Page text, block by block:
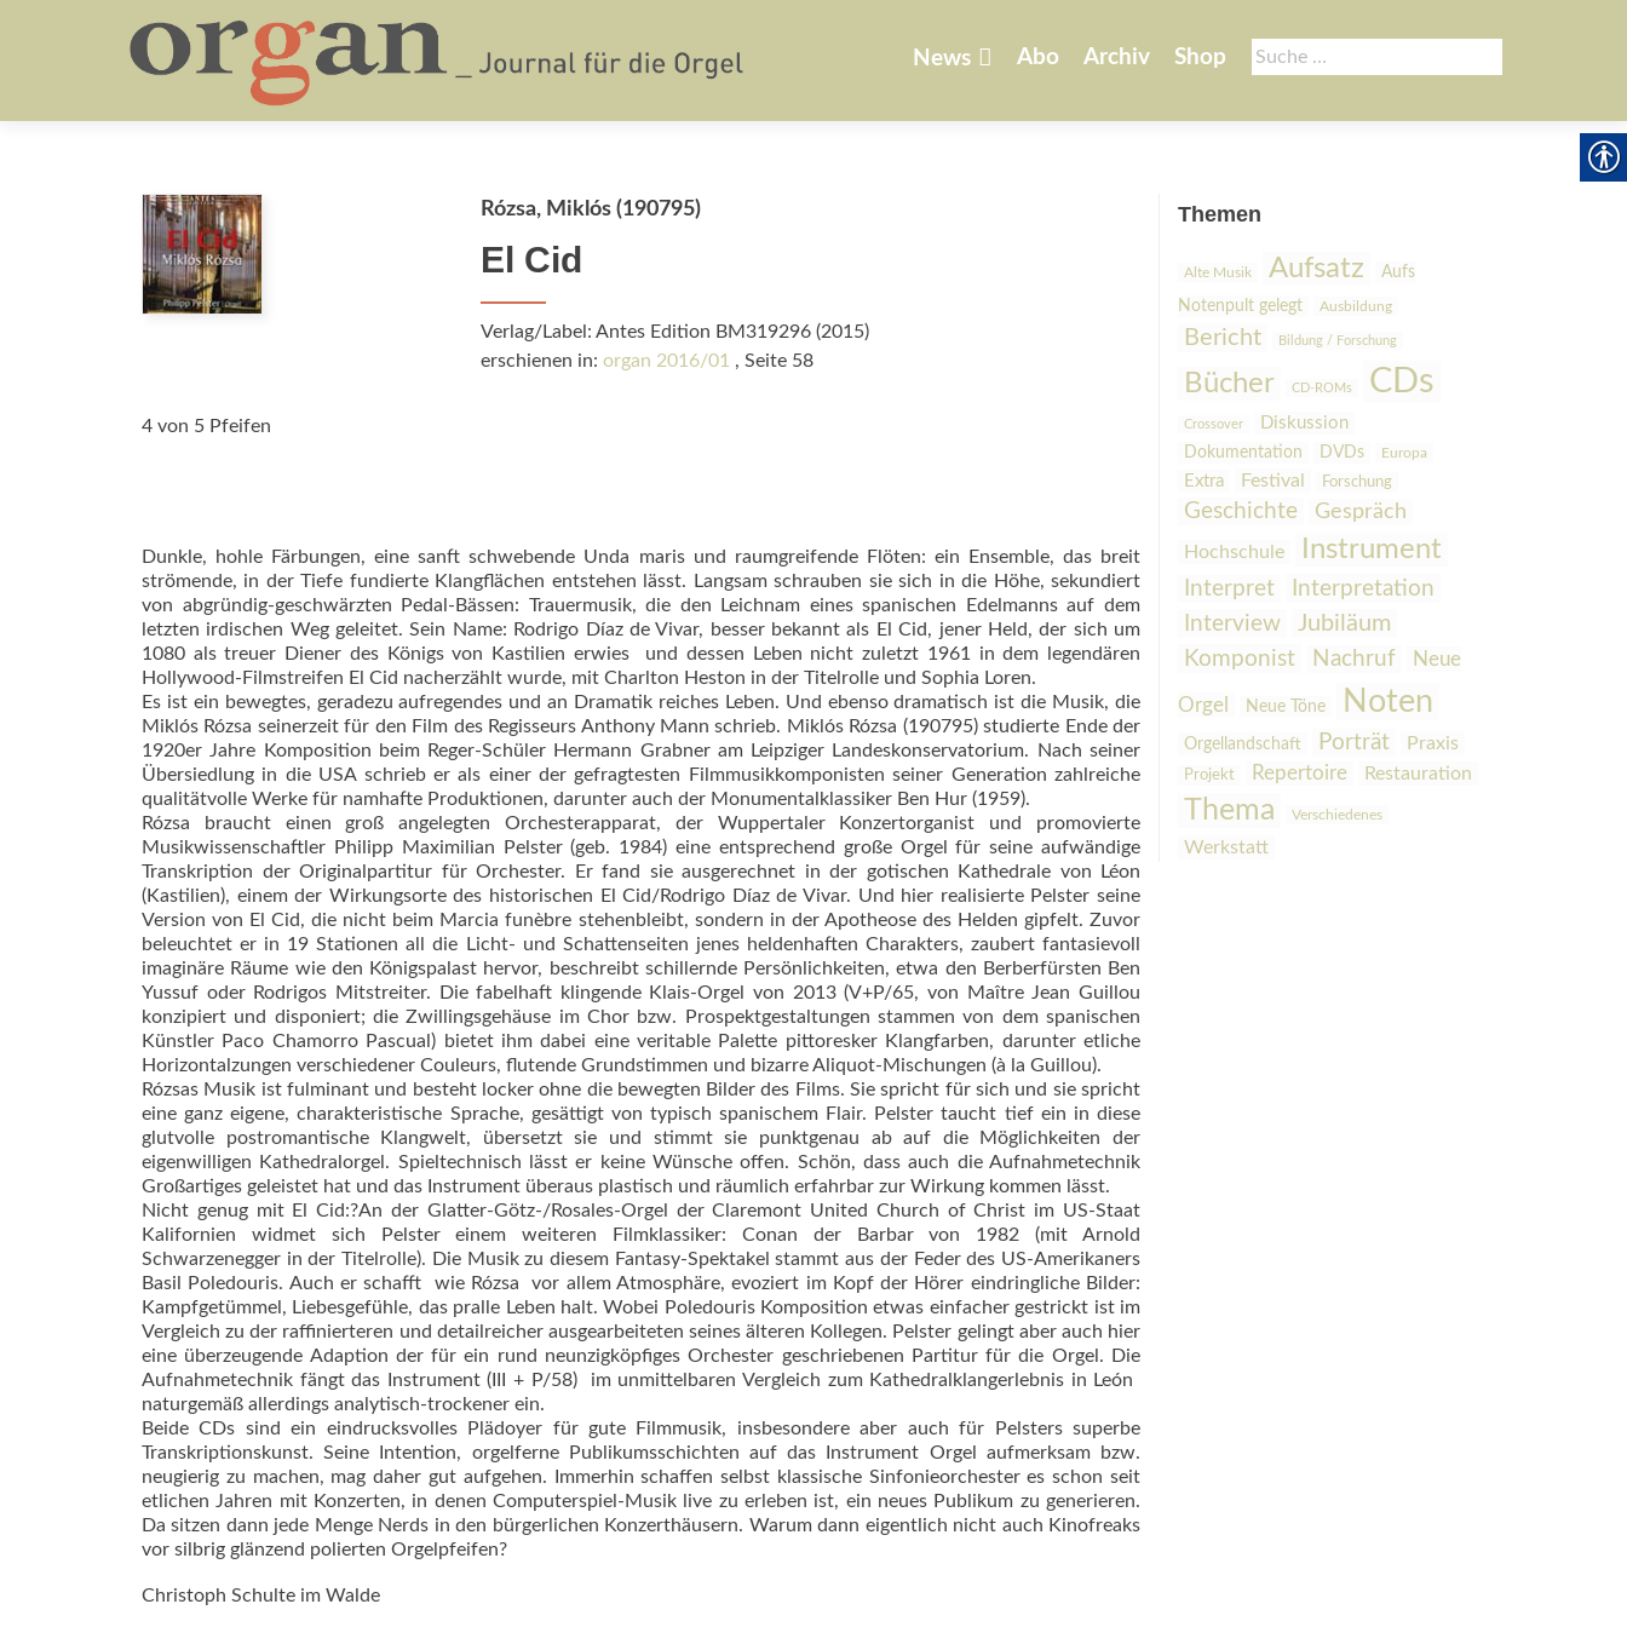
Suche
nach:
springen
News Abo Archiv Shop
Rózsa, Miklós (190795)
El Cid
Verlag/Label: Antes Edition BM319296 (2015)
erschienen in: organ 2016/01 , Seite 58
4 von 5 Pfeifen
Dunkle, hohle Färbungen, eine sanft schwebende Unda maris und raumgreifende Flöten: ein Ensemble, das breit
strömende, in der Tiefe fundierte Klangflächen entstehen lässt. Langsam schrauben sie sich in die Höhe, sekundiert
von abgründig-geschwärzten Pedal-Bässen: Trauermusik, die den Leichnam eines spa­nischen Edelmanns auf dem
letzten irdischen Weg geleitet. Sein Name: Rodrigo Díaz de Vivar, besser bekannt als El Cid, jener Held, der sich um
1080 als treuer Diener des Königs von Kas­tilien erwies  und dessen Leben nicht zuletzt 1961 in dem legendären
Hollywood-Filmstreifen El Cid nacherzählt wurde, mit Charlton Heston in der Titelrolle und Sophia Loren.
Es ist ein bewegtes, geradezu aufregendes und an Dramatik reiches Leben. Und ebenso dramatisch ist die Musik, die
Miklós Rózsa seinerzeit für den Film des Regisseurs Anthony Mann schrieb. Miklós Rózsa (190795) studierte Ende der
1920er Jahre Komposi­tion beim Reger-Schüler Hermann Grabner am Leipziger Landeskonservatorium. Nach seiner
Übersiedlung in die USA schrieb er als einer der gefragtesten Filmmusikkomponisten seiner Generation zahlreiche
qualitätvolle Werke für namhafte Produktionen, darunter auch der Monumentalklassiker Ben Hur (1959).
Rózsa braucht einen groß angelegten Orchesterapparat, der Wuppertaler Konzertorganist und promovierte
Musikwissenschaftler Phi­lipp Maximilian Pelster (geb. 1984) eine entsprechend große Orgel für seine aufwändige
Transkription der Originalpartitur für Orchester. Er fand sie ausgerechnet in der gotischen Kathedrale von Léon
(Kastilien), einem der Wirkungsorte des historischen El Cid/Rodrigo Díaz de Vivar. Und hier realisierte Pels­ter seine
Version von El Cid, die nicht beim Marcia funèbre stehenbleibt, sondern in der Apotheose des Helden gipfelt. Zuvor
beleuchtet er in 19 Stationen all die Licht- und Schattenseiten jenes heldenhaften Charakters, zaubert fantasievoll
imaginäre Räume wie den Königspalast hervor, beschreibt schillernde Persönlichkeiten, etwa den Berberfürs­ten Ben
Yussuf oder Rodrigos Mitstreiter. Die fabelhaft klingende Klais-Orgel von 2013 (V+P/65, von Maître Jean Guillou
konzipiert und disponiert; die Zwillingsgehäuse im Chor bzw. Prospektgestaltungen stammen von dem spanischen
Künstler Paco Chamorro Pascual) bietet ihm dabei eine veritable Palette pittoresker Klang­farben, darunter etliche
Horizontalzungen verschiedener Couleurs, flutende Grundstimmen und bizarre Aliquot-Mischungen (à la Guillou).
Rózsas Musik ist fulminant und besteht locker ohne die bewegten Bilder des Films. Sie spricht für sich und sie spricht
eine ganz eigene, charakteristische Sprache, gesättigt von typisch spanischem Flair. Pelster taucht tief ein in diese
glutvolle postromantische Klangwelt, übersetzt sie und stimmt sie punktgenau ab auf die Möglichkeiten der
eigenwilligen Kathedralorgel. Spieltechnisch lässt er keine Wünsche offen. Schön, dass auch die Aufnahmetechnik
Großartiges geleistet hat und das Instrument überaus plas­tisch und räumlich erfahrbar zur Wirkung kommen lässt.
Nicht genug mit El Cid:?An der Glatter-Götz-/Rosales-Orgel der Claremont United Church of Christ im US-Staat
Kalifornien widmet sich Pelster einem weiteren Filmklassiker: Conan der Barbar von 1982 (mit Arnold
Schwarzenegger in der Titelrolle). Die Musik zu diesem Fantasy-Spektakel stammt aus der Feder des US-Amerikaners
Basil Poledouris. Auch er schafft  wie Rózsa  vor allem Atmosphäre, evo­ziert im Kopf der Hörer eindring­liche Bilder:
Kampfgetümmel, Liebesgefühle, das pralle Leben halt. Wobei Poledouris Komposi­tion etwas einfacher gestrickt ist im
Vergleich zu der raffinierteren und detailreicher ausgearbeiteten seines älteren Kollegen. Pelster gelingt aber auch hier
eine überzeugende Adaption der für ein rund neunzigköp­figes Orchester geschriebenen Partitur für die Orgel. Die
Aufnahmetechnik fängt das Instrument (III + P/58)  im unmittelbaren Vergleich zum Kathedralklangerlebnis in León 
naturgemäß allerdings analytisch-trockener ein.
Beide CDs sind ein eindrucksvolles Plädoyer für gute Filmmusik, insbesondere aber auch für Pelsters superbe
Transkriptionskunst. Seine Intention, orgelferne Publikumsschichten auf das Instrument Orgel aufmerksam bzw.
neugierig zu machen, mag daher gut aufgehen. Immerhin schaffen selbst klassische Sinfonieorchester es schon seit
etlichen Jahren mit Konzerten, in denen Computerspiel-Musik live zu erleben ist, ein neues Publikum zu generieren.
Da sitzen dann jede Menge Nerds in den bürgerlichen Konzerthäusern. Warum dann eigentlich nicht auch Kinofreaks
vor silbrig glänzend polierten Orgelpfeifen?
Christoph Schulte im Walde
Themen
Alte Musik Aufsatz
Aufs
Notenpult gelegt
Ausbildung
Bericht Bildung / Forschung
Bücher CD-ROMs CDs
Crossover Diskussion
Dokumentation DVDs Europa
Extra Festival Forschung
Geschichte Gespräch
Hochschule Instrument
Interpret
Interpretation
Interview
Jubiläum
Komponist
Nachruf Neue
Orgel Neue Töne Noten
Orgellandschaft Porträt Praxis
Projekt Repertoire Restauration
Thema Verschiedenes
Werkstatt